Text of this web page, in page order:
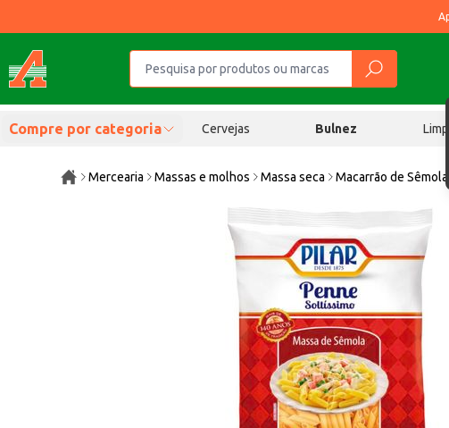
Compre por categoria Cervejas Bulnez
Mercearia Massas e molhos Massa seca Macarrão de